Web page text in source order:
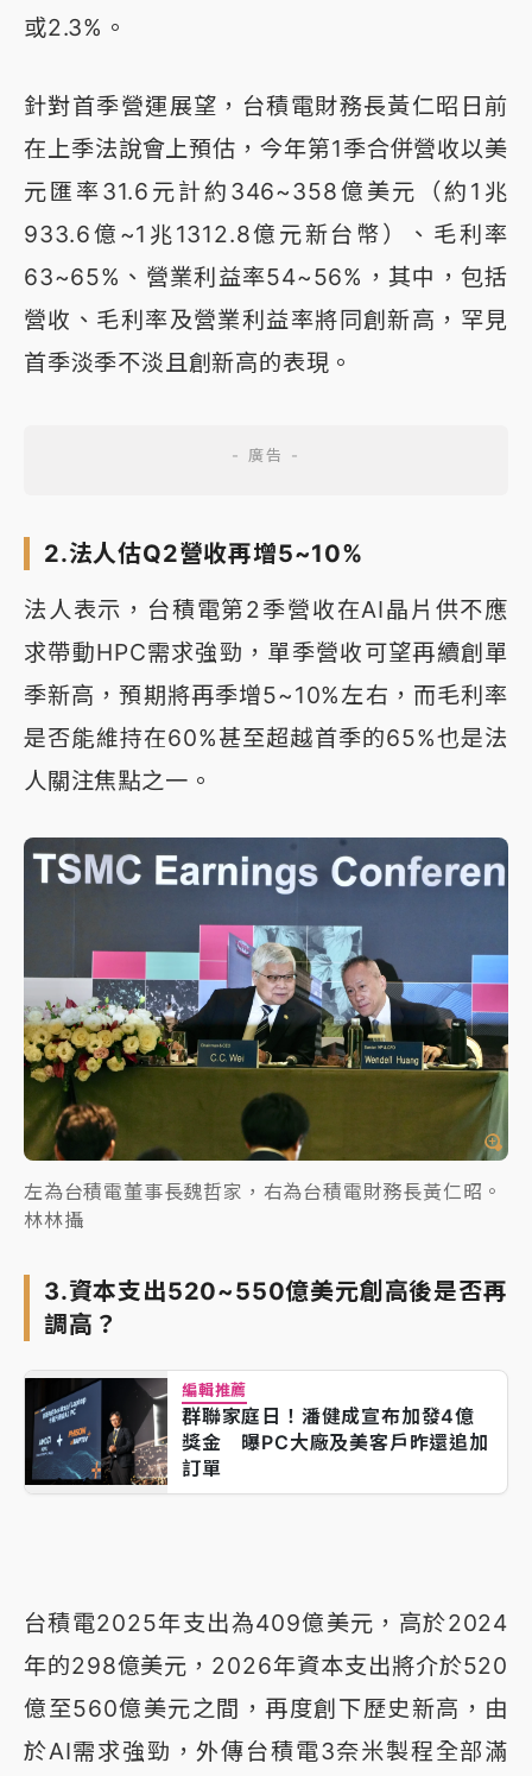
或2.3%。
針對首季營運展望，台積電財務長黃仁昭日前
在上季法說會上預估，今年第1季合併營收以美
元匯率31.6元計約346~358億美元（約1兆
933.6億~1兆1312.8億元新台幣）、毛利率
63~65%、營業利益率54~56%，其中，包括
營收、毛利率及營業利益率將同創新高，罕見
首季淡季不淡且創新高的表現。
2.法人估Q2營收再增5~10%
法人表示，台積電第2季營收在AI晶片供不應
求帶動HPC需求強勁，單季營收可望再續創單
季新高，預期將再季增5~10%左右，而毛利率
是否能維持在60%甚至超越首季的65%也是法
人關注焦點之一。
左為台積電董事長魏哲家，右為台積電財務長黃仁昭。
林林攝
3.資本支出520~550億美元創高後是否再
調高？
編輯推薦
群聯家庭日！潘健成宣布加發4億
獎金 曝PC大廠及美客戶昨還追加
訂單
台積電2025年支出為409億美元，高於2024
年的298億美元，2026年資本支出將介於520
億至560億美元之間，再度創下歷史新高，由
於AI需求強勁，外傳台積電3奈米製程全部滿